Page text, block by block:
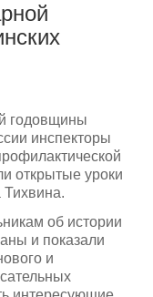
годовщины
инспекторы
открытые уроки
об истории
и показали
и